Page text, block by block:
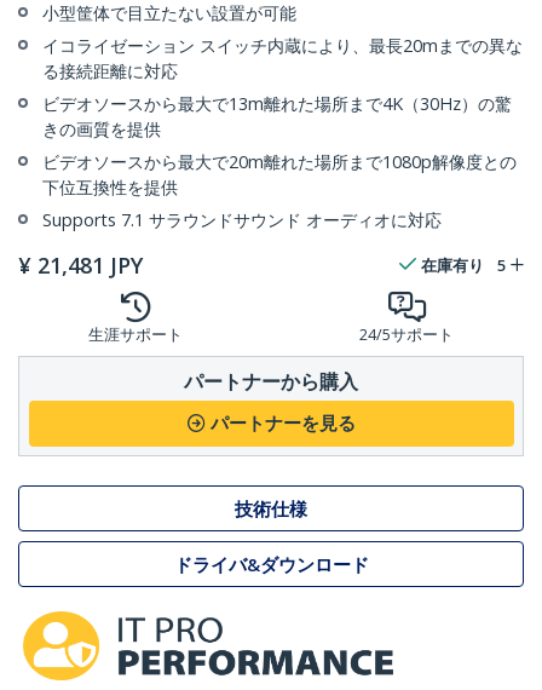
小型筐体で目立たない設置が可能
イコライゼーション スイッチ内蔵により、最長20mまでの異な
る接続距離に対応
ビデオソースから最大で13m離れた場所まで4K（30Hz）の驚
きの画質を提供
ビデオソースから最大で20m離れた場所まで1080p解像度との
下位互換性を提供
Supports 7.1 サラウンドサウンド オーディオに対応
¥ 21,481 JPY 在庫有り 5
生涯サポート 24/5サポート
パートナーから購入
パートナーを見る
技術仕様
ドライバ&ダウンロード